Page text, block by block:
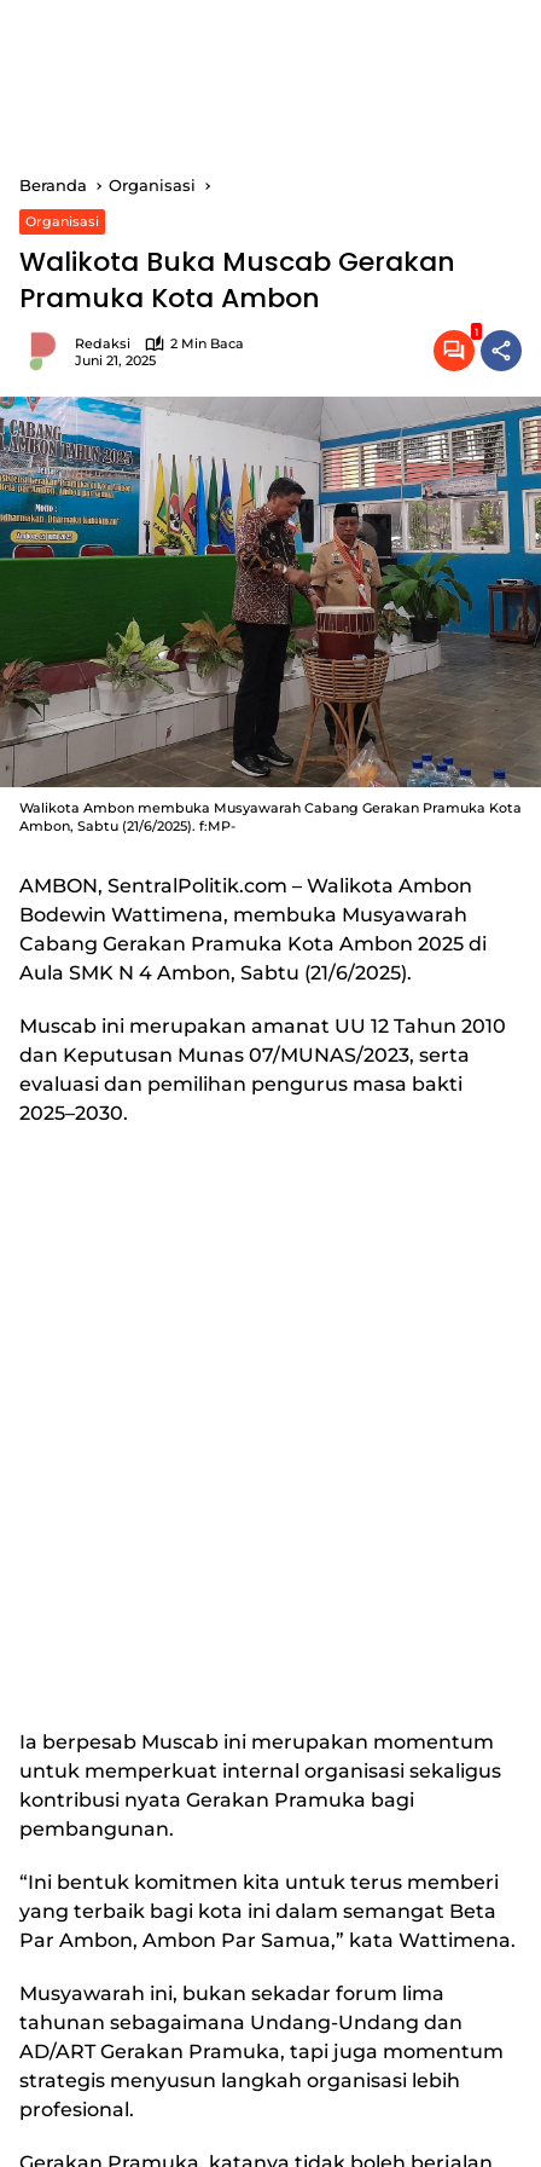
Beranda Organisasi
Organisasi
Walikota Buka Muscab Gerakan
Pramuka Kota Ambon
Redaksi
2 Min Baca
Juni 21, 2025
1
Walikota Ambon membuka Musyawarah Cabang Gerakan Pramuka Kota
Ambon, Sabtu (21/6/2025). f:MP-
AMBON, SentralPolitik.com – Walikota Ambon
Bodewin Wattimena, membuka Musyawarah
Cabang Gerakan Pramuka Kota Ambon 2025 di
Aula SMK N 4 Ambon, Sabtu (21/6/2025).
Muscab ini merupakan amanat UU 12 Tahun 2010
dan Keputusan Munas 07/MUNAS/2023, serta
evaluasi dan pemilihan pengurus masa bakti
2025–2030.
Ia berpesab Muscab ini merupakan momentum
untuk memperkuat internal organisasi sekaligus
kontribusi nyata Gerakan Pramuka bagi
pembangunan.
“Ini bentuk komitmen kita untuk terus memberi
yang terbaik bagi kota ini dalam semangat Beta
Par Ambon, Ambon Par Samua,” kata Wattimena.
Musyawarah ini, bukan sekadar forum lima
tahunan sebagaimana Undang-Undang dan
AD/ART Gerakan Pramuka, tapi juga momentum
strategis menyusun langkah organisasi lebih
profesional.
Gerakan Pramuka, katanya tidak boleh berjalan